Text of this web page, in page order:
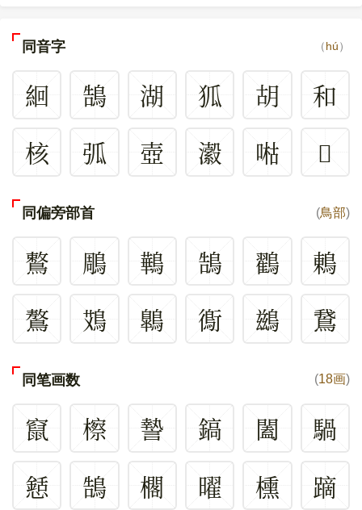
同音字 （hú）
絗 鵠 湖 狐 胡
和
核
弧 壺 瀫 喖 𨴬
同偏旁部首 (鳥部)
鷘 鵰 鷨 鵠 鸐
鶇
鷔
鴱 鷱 鵆 鷀 鵞
同笔画数 (18画)
竄 檫 謺 鎬 闔
騧
懖
鵠 櫊 曜 櫄 蹢